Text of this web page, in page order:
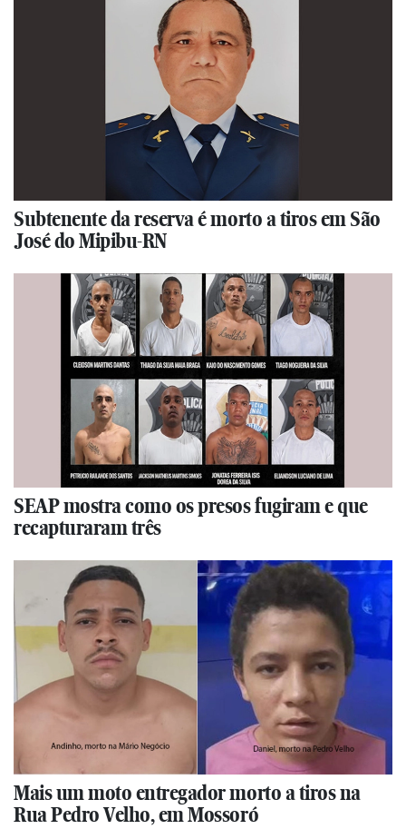
Subtenente da reserva é morto a tiros em São
José do Mipibu-RN
SEAP mostra como os presos fugiram e que
recapturaram três
Mais um moto entregador morto a tiros na
Rua Pedro Velho, em Mossoró